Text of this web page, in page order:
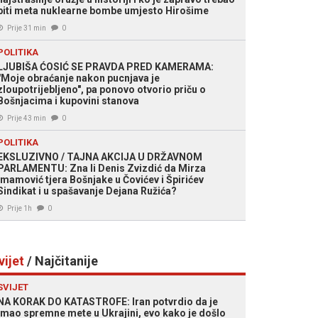
meta nuklearne bombe umjesto Hirošime
Prije 31 min 0
ĆOSIĆ SE PRAVDA PRED KAMERAMA:
obraćanje nakon pucnjava je
pa ponovo otvorio priču o
i kupovini stanova
Prije 43 min 0
/ TAJNA AKCIJA U DRŽAVNOM
Zna li Denis Zvizdić da Mirza
tjera Bošnjake u Čovićev i Špirićev
i u spašavanje Dejana Ružića?
Prije 1h 0
/ Najčitanije
KORAK DO KATASTROFE: Iran potvrdio da je
spremne mete u Ukrajini, evo kako je došlo